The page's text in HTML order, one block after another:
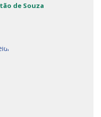
de Souza